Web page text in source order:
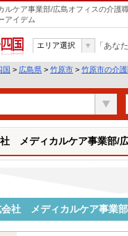
ケア事業部/広島オフィスの介護
アイデム
国
エリア選択 「あな
国 > 広島県 > 竹原市 > 竹原市の介
メディカルケア事業部/
会社 メディカルケア事業